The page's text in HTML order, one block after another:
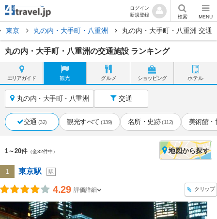
ログイン
新規登録
検索 MENU
東京 丸の内・大手町・八重洲 丸の内・大手町・八重洲 交通
丸の内・大手町・八重洲の交通施設 ランキング
エリアガイド 観光 グルメ ショッピング ホテル
丸の内・大手町・八重洲 交通
交通 (32) 観光すべて (139) 名所・史跡 (112) 美術館・
1～20件 （全32件中） 地図から探す
1 東京駅 駅
4.29 評価詳細 クリップ